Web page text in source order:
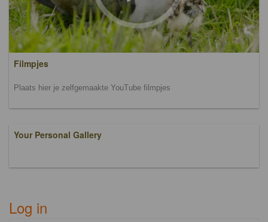
Filmpjes
Plaats hier je zelfgemaakte YouTube filmpjes
Your Personal Gallery
Log in